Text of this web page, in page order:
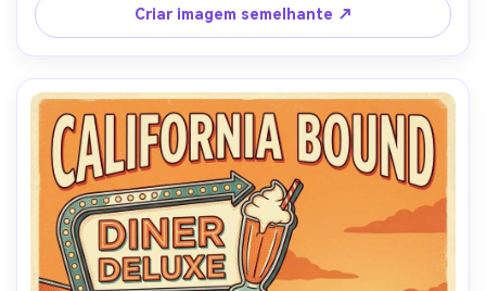
papel sutil, layout de pôster equilibrado com margens,
lente de 85mm, profundidade de campo rasa-AR 4:5
Criar imagem semelhante ↗